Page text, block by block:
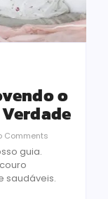
o
Comments
guia.
saudáveis.